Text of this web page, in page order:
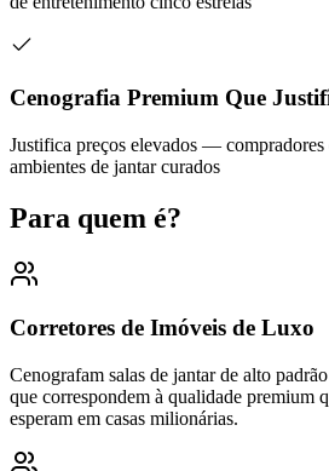
Cenografia Premium Que
Justifica preços elevados — compradores
ambientes de jantar curados
Para quem é?
Corretores de Imóveis de Luxo
Cenografam salas de jantar de alto
que correspondem à qualidade premium
esperam em casas milionárias.